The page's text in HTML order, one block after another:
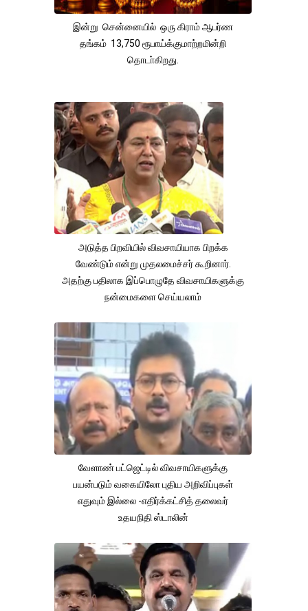
இன்று சென்னையில் ஒரு கிராம் ஆபர்ண
தங்கம் 13,750 ரூபாய்க்குமாற்றமின்றி
தொடா்கிறது.
அடுத்த பிறவியில் விவசாயியாக பிறக்க
வேண்டும் என்று முதலமைச்சர் கூறினார்.
அதற்கு பதிலாக இப்பொழுதே விவசாயிகளுக்கு
நன்மைகளை செய்யலாம்
வேளாண் பட்ஜெட்டில் விவசாயிகளுக்கு
பயன்படும் வகையிலோ புதிய அறிவிப்புகள்
எதுவும் இல்லை -எதிர்க்கட்சித் தலைவர்
உதயநிதி ஸ்டாலின்